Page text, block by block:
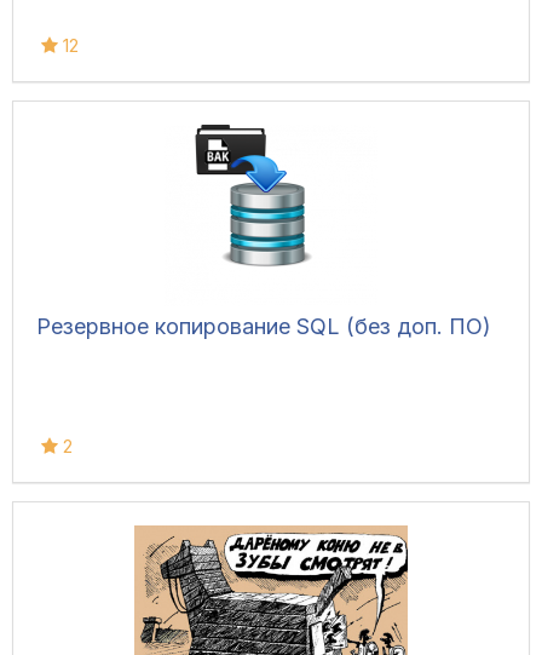
12
Резервное копирование SQL (без доп. ПО)
2